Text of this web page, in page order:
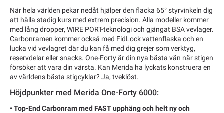
När hela världen pekar nedåt hjälper den flacka 65° styrvinkeln dig
att hålla stadig kurs med extrem precision. Alla modeller kommer
med lång dropper, WIRE PORT-teknologi och gjängat BSA vevlager.
Carbonramen kommer också med FidLock vattenflaska och en
lucka vid vevlagret där du kan få med dig grejer som verktyg,
reservdelar eller snacks. One-Forty är din nya bästa vän när stigen
försöker att vara din värsta. Kan Merida ha lyckats konstruera en
av världens bästa stigcyklar? Ja, tveklöst.
Höjdpunkter med Merida One-Forty 6000:
• Top-End Carbonram med FAST upphäng och helt ny och